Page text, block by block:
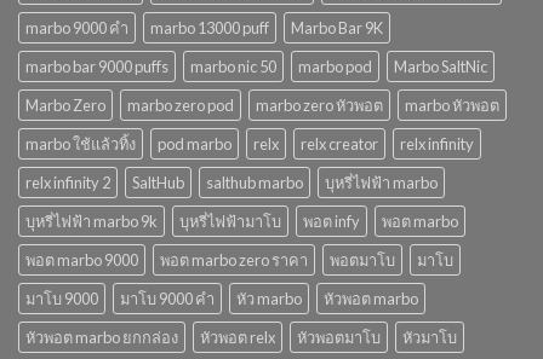
marbo 9000 คํา
marbo 13000 puff
Marbo Bar 9K
marbo bar 9000 puffs
marbo nic 50 marbo pod
Marbo SaltNic
Marbo Zero
marbo zero pod marbo zero หัวพอต
marbo หัวพอต
marbo ใช้แล้วทิ้ง
pod marbo relx relx creator
relx infinity
relx infinity 2
SaltHub salthub marbo
บุหรี่ไฟฟ้า marbo
บุหรี่ไฟฟ้า marbo 9k
บุหรี่ไฟฟ้ามาโบ พอต infy
พอต marbo
พอต marbo 9000
พอต marbo zero ราคา พอตมาโบ
มาโบ
มาโบ 9000
มาโบ 9000 คํา หัว marbo
หัวพอต marbo
หัวพอต marbo ยกกล่อง
หัวพอต relx หัวพอตมาโบ หัวมาโบ